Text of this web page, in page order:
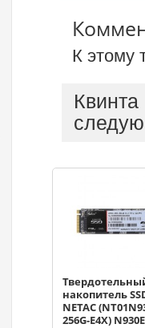
К этому
накопитель
NETAC
256G-E4X)